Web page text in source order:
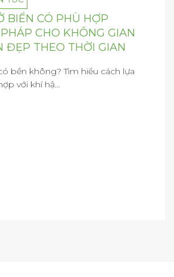
BIỂN CÓ PHÙ HỢP
CHO KHÔNG GIAN
ĐẸP THEO THỜI GIAN
bền không? Tìm hiểu cách lựa
với khí hậ...